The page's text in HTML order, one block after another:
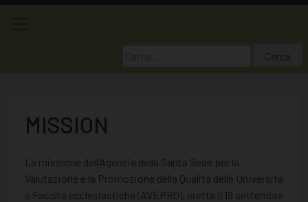
per:
MISSION
La missione dell’Agenzia della Santa Sede per la
Valutazione e la Promozione della Qualità delle Università
e Facoltà ecclesiastiche (AVEPRO), eretta il 19 settembre